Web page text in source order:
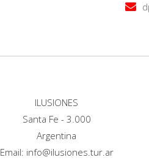
ILUSIONES
Santa Fe - 3.000
Argentina
Email: info@ilusiones.tur.ar